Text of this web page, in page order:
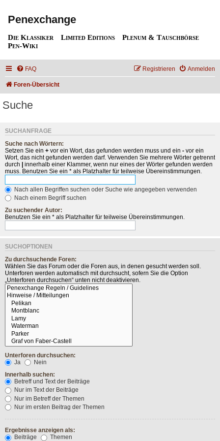
Penexchange
Die Klassiker Limited Editions
Plenum & Tauschbörse
Pen-Wiki
FAQ Anmelden
Registrieren
Foren-Übersicht
Suche
SUCHANFRAGE
Suche nach Wörtern:
Setzen Sie ein + vor ein Wort, das gefunden werden muss und ein - vor ein
Wort, das nicht gefunden werden darf. Verwenden Sie mehrere Wörter getrennt
durch | innerhalb einer Klammer, wenn nur eines der Wörter gefunden werden
muss. Benutzen Sie ein * als Platzhalter für teilweise Übereinstimmungen.
Nach allen Begriffen suchen oder Suche wie angegeben verwenden
Nach einem Begriff suchen
Zu suchender Autor:
Benutzen Sie ein * als Platzhalter für teilweise Übereinstimmungen.
SUCHOPTIONEN
Zu durchsuchende Foren:
Wählen Sie das Forum oder die Foren aus, in denen gesucht werden soll.
Unterforen werden automatisch mit durchsucht, sofern Sie die Option
„Unterforen durchsuchen“ unten nicht deaktivieren.
Unterforen durchsuchen:
Ja
Nein
Innerhalb suchen:
Betreff und Text der Beiträge
Nur im Text der Beiträge
Nur im Betreff der Themen
Nur im ersten Beitrag der Themen
Ergebnisse anzeigen als:
Beiträge
Themen